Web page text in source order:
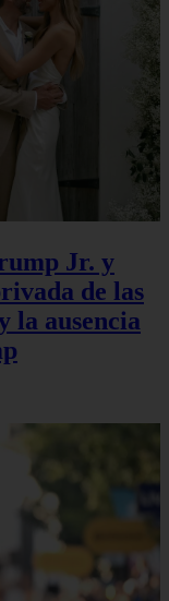
Jr. y
de las
la ausencia